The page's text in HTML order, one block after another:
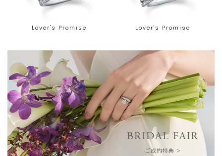
Lover's Promise Lover's Promise